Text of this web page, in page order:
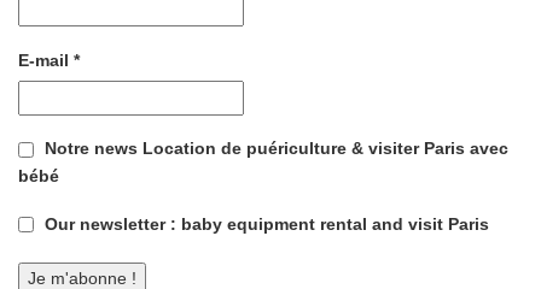
E-mail *
Notre news Location de puériculture & visiter Paris avec
bébé
Our newsletter : baby equipment rental and visit Paris